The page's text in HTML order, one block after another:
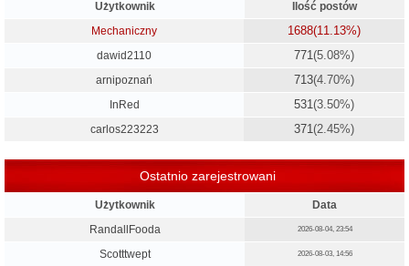
Użytkownik
Ilość postów
Mechaniczny
1688(11.13%)
dawid2110 771 (5.08%)
arnipoznań 713(4.70%)
InRed 531 (3.50%)
carlos223223 371 (2.45%)
Ostatnio zarejestrowani
Użytkownik
Data
RandallFooda
2026-08-04, 23:54
Scotttwept 2026-08-03, 14:56